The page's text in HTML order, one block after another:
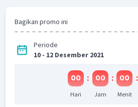
Bagikan promo ini
Periode
10 - 12 Desember 2021
00 : 00 : 00 :
Hari Jam Menit